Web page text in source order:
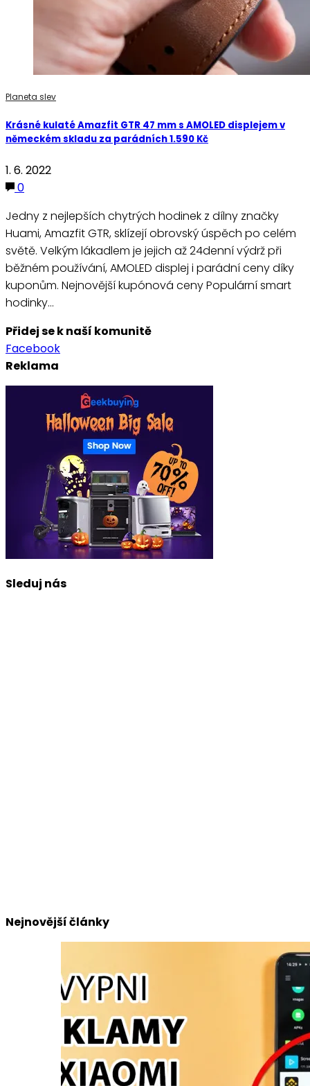
Planeta slev
Krásné kulaté Amazfit GTR 47 mm s AMOLED displejem v
německém skladu za parádních 1.590 Kč
1. 6. 2022
0
Jedny z nejlepších chytrých hodinek z dílny značky
Huami, Amazfit GTR, sklízejí obrovský úspěch po celém
světě. Velkým lákadlem je jejich až 24denní výdrž při
běžném používání, AMOLED displej i parádní ceny díky
kuponům. Nejnovější kupónová ceny Populární smart
hodinky…
Přidej se k naší komunitě
Facebook
Reklama
Sleduj nás
Nejnovější články